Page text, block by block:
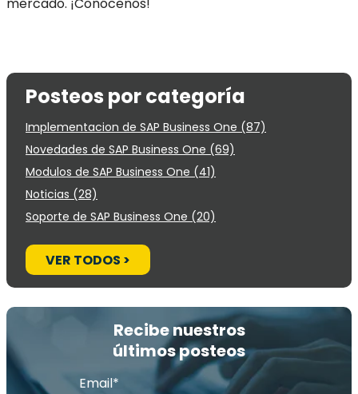
mercado. ¡Conócenos!
Posteos por categoría
Implementacion de SAP Business One (87)
Novedades de SAP Business One (69)
Modulos de SAP Business One (41)
Noticias (28)
Soporte de SAP Business One (20)
VER TODOS >
Recibe nuestros
últimos posteos
Email*